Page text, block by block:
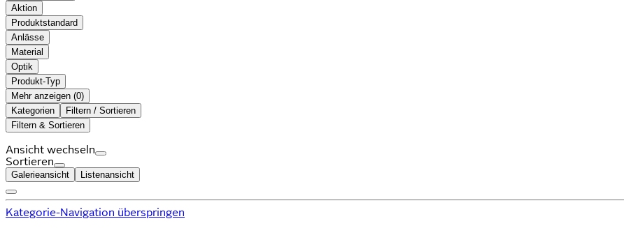
Aktion
Produktstandard
Anlässe
Material
Optik
Produkt-Typ
Mehr anzeigen ( )
Kategorien
Filtern / Sortieren
Filtern & Sortieren
Ansicht wechseln
Sortieren
Galerieansicht Listenansicht
Kategorie-Navigation überspringen